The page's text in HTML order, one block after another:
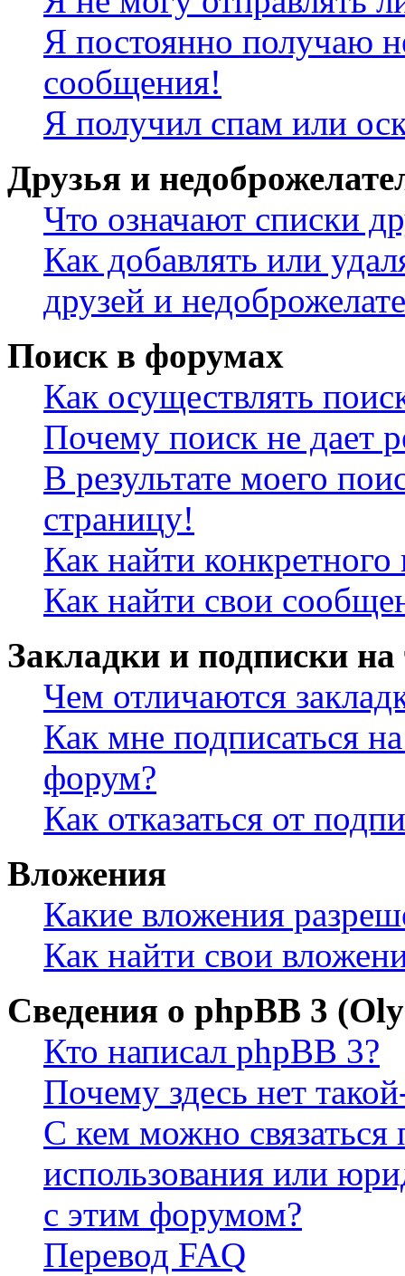
Я постоянно получаю
сообщения!
Я получил спам или
Друзья и
Что означают списки
Как добавлять или
друзей и
Поиск в форумах
Как осуществлять
Почему поиск не дает
В результате моего
страницу!
Как найти конкретного
Как найти свои
Закладки и подписки
Чем отличаются
Как мне подписаться
форум?
Как отказаться от
Вложения
Какие вложения
Как найти свои
Сведения о phpBB 3
Кто написал phpBB 3?
Почему здесь нет
С кем можно связаться
использования или
с этим форумом?
Перевод FAQ